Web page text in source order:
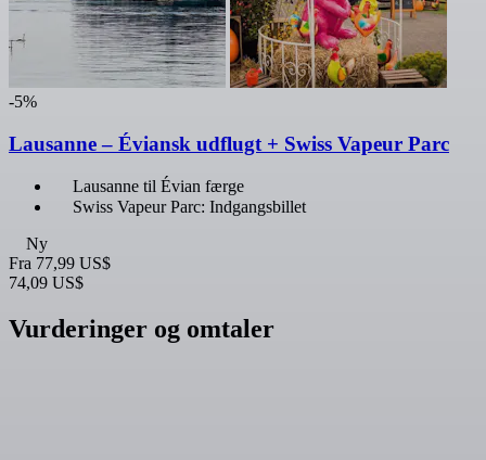
-5%
Lausanne – Éviansk udflugt + Swiss Vapeur Parc
Lausanne til Évian færge
Swiss Vapeur Parc: Indgangsbillet
Ny
Fra 77,99 US$
74,09 US$
Vurderinger og omtaler